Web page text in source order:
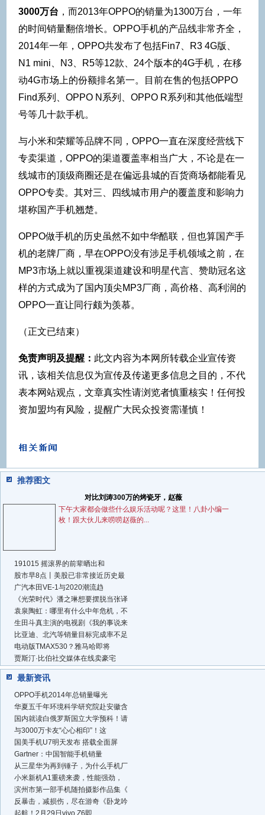
3000万台 ，而2013年OPPO的销量为1300万台，一年
的时间销量翻倍增长。OPPO手机的产品线非常齐全，
2014年一年，OPPO共发布了包括Fin7、R3 4G版、
N1 mini、N3、R5等12款、24个版本的4G手机，在移
动4G市场上的份额排名第一。目前在售的包括OPPO
Find系列、OPPO N系列、OPPO R系列和其他低端型
号等几十款手机。
与小米和荣耀等品牌不同，OPPO一直在深度经营线下
专卖渠道，OPPO的渠道覆盖率相当广大，不论是在一
线城市的顶级商圈还是在偏远县城的百货商场都能看见
OPPO专卖。其对三、四线城市用户的覆盖度和影响力
堪称国产手机翘楚。
OPPO做手机的历史虽然不如中华酷联，但也算国产手
机的老牌厂商，早在OPPO没有涉足手机领域之前，在
MP3市场上就以重视渠道建设和明星代言、赞助冠名这
样的方式成为了国内顶尖MP3厂商，高价格、高利润的
OPPO一直让同行颇为羡慕。
（正文已结束）
免责声明及提醒： 此文内容为本网所转载企业宣传资
讯，该相关信息仅为宣传及传递更多信息之目的，不代
表本网站观点，文章真实性请浏览者慎重核实！任何投
资加盟均有风险，提醒广大民众投资需谨慎！
推荐图文
对比刘涛300万的烤瓷牙，赵薇
下午大家都会做些什么娱乐活动呢？这里！八卦小编一
枚！跟大伙儿来唠唠赵薇的...
191015 摇滚界的前辈晒出和
股市早8点丨美股已非常接近历史最
广汽本田VE-1与2020潮流趋
《光荣时代》潘之琳想要摆脱当张译
袁泉陶虹：哪里有什么中年危机，不
生田斗真主演的电视剧《我的事说来
比亚迪、北汽等销量目标完成率不足
电动版TMAX530？雅马哈即将
贾斯汀·比伯社交媒体在线卖豪宅
最新资讯
OPPO手机2014年总销量曝光
华夏五千年环境科学研究院赴安徽含
国内就读白俄罗斯国立大学预科！请
与3000万卡友“心心相印”！这
国美手机U7明天发布 搭载全面屏
Gartner：中国智能手机销量
从三星华为再到锤子，为什么手机厂
小米新机A1重磅来袭，性能强劲，
滨州市第一部手机随拍摄影作品集《
反暴击，减损伤，尽在游奇《卧龙吟
起航！2月29日vivo Z6即